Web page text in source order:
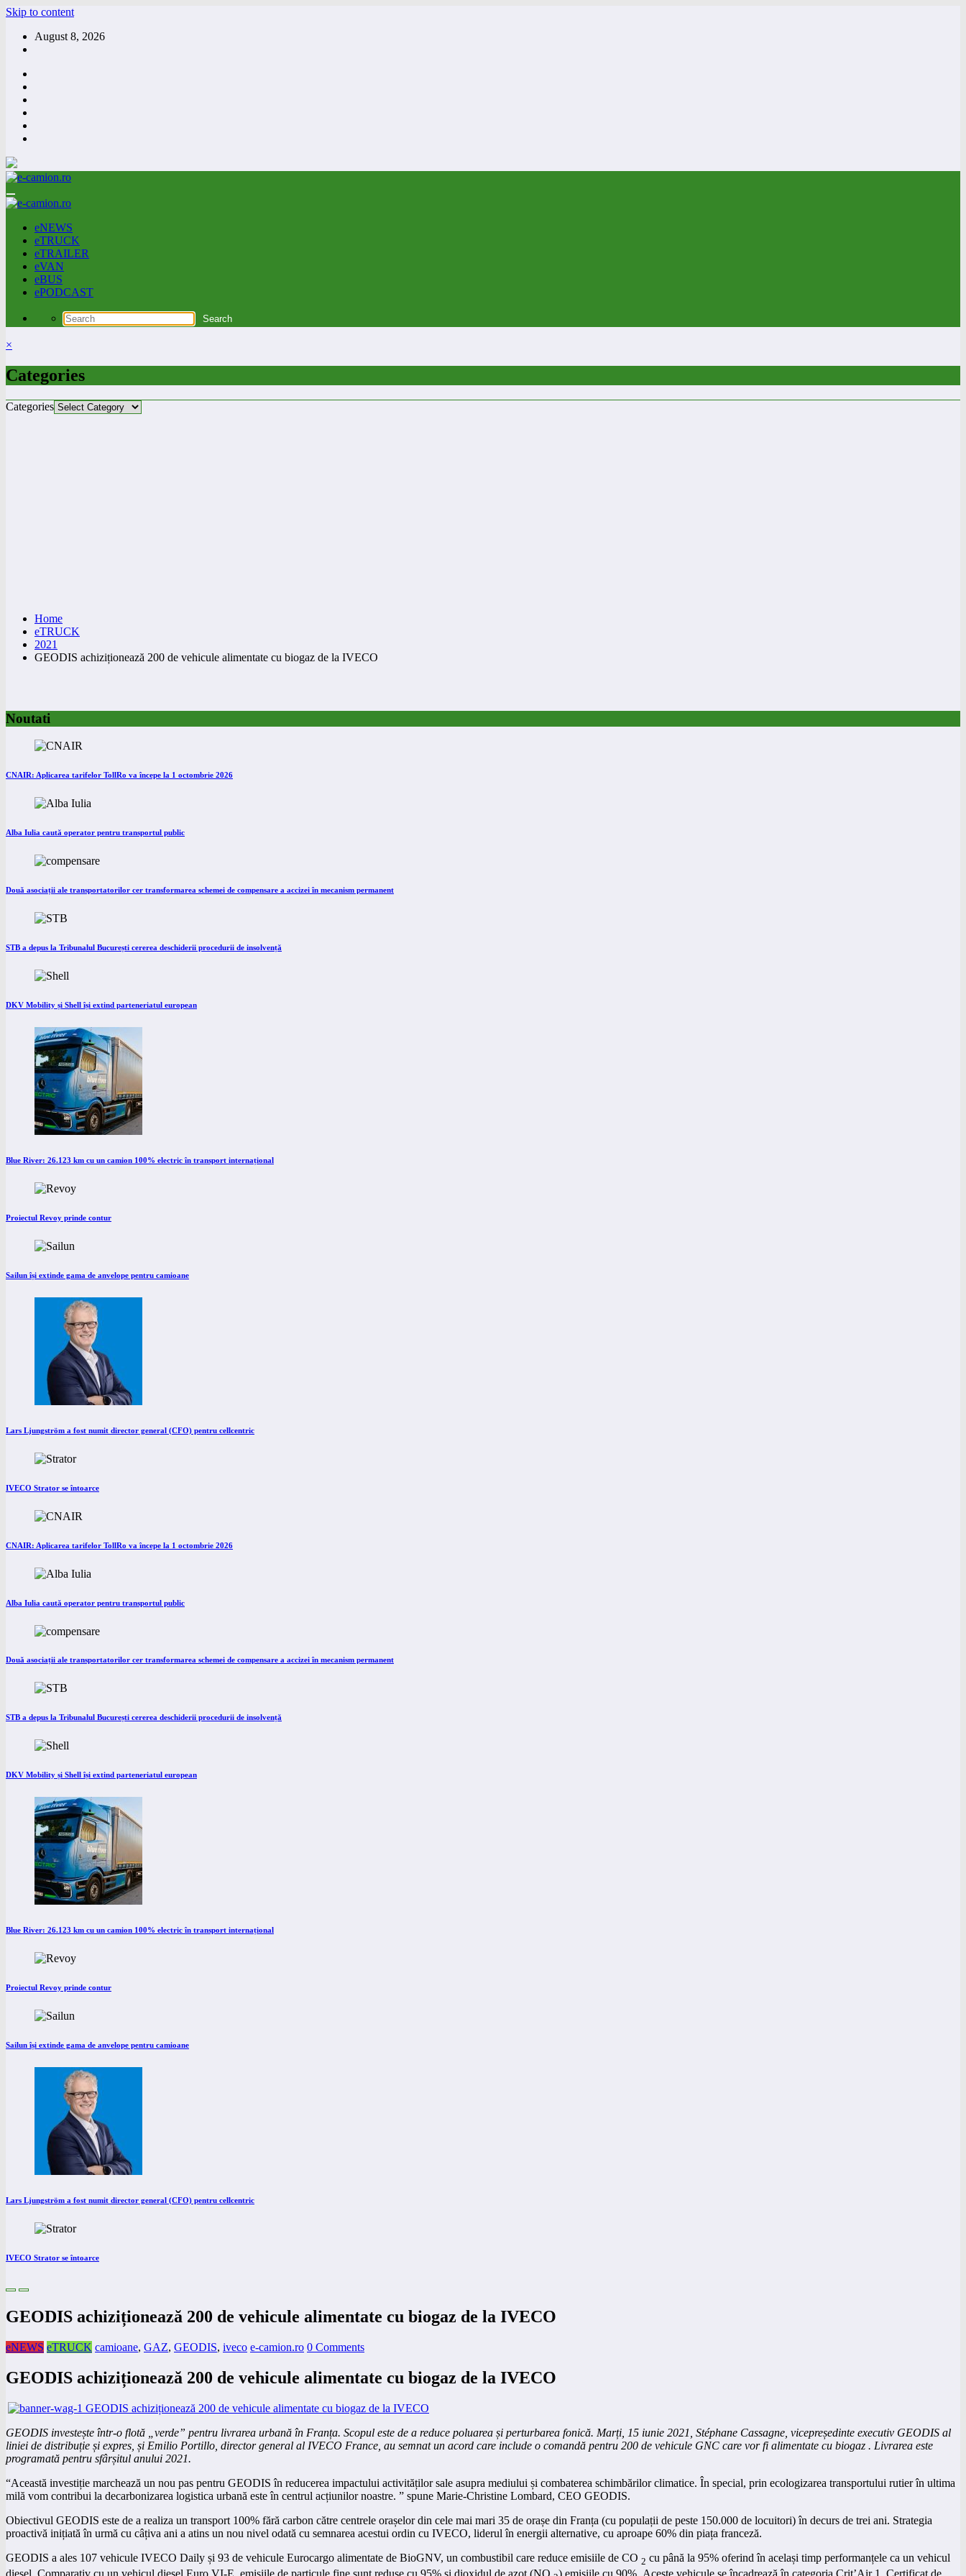
Skip to content
August 8, 2026
eNEWS
eTRUCK
eTRAILER
eVAN
eBUS
ePODCAST
×
Categories
Categories
Home
eTRUCK
2021
GEODIS achiziționează 200 de vehicule alimentate cu biogaz de la IVECO
Noutati
CNAIR: Aplicarea tarifelor TollRo va începe la 1 octombrie 2026
Alba Iulia caută operator pentru transportul public
Două asociații ale transportatorilor cer transformarea schemei de compensare a accizei în mecanism permanent
STB a depus la Tribunalul București cererea deschiderii procedurii de insolvență
DKV Mobility și Shell își extind parteneriatul european
Blue River: 26.123 km cu un camion 100% electric în transport internațional
Proiectul Revoy prinde contur
Sailun își extinde gama de anvelope pentru camioane
Lars Ljungström a fost numit director general (CFO) pentru cellcentric
IVECO Strator se întoarce
CNAIR: Aplicarea tarifelor TollRo va începe la 1 octombrie 2026
Alba Iulia caută operator pentru transportul public
Două asociații ale transportatorilor cer transformarea schemei de compensare a accizei în mecanism permanent
STB a depus la Tribunalul București cererea deschiderii procedurii de insolvență
DKV Mobility și Shell își extind parteneriatul european
Blue River: 26.123 km cu un camion 100% electric în transport internațional
Proiectul Revoy prinde contur
Sailun își extinde gama de anvelope pentru camioane
Lars Ljungström a fost numit director general (CFO) pentru cellcentric
IVECO Strator se întoarce
GEODIS achiziționează 200 de vehicule alimentate cu biogaz de la IVECO
eNEWS eTRUCK camioane, GAZ, GEODIS, iveco e-camion.ro 0 Comments
GEODIS achiziționează 200 de vehicule alimentate cu biogaz de la IVECO
GEODIS investește într-o flotă „verde” pentru livrarea urbană în Franța. Scopul este de a reduce poluarea și perturbarea fonică. Marți, 15 iunie 2021, Stéphane Cassagne, vicepreședinte executiv GEODIS al
liniei de distribuție și expres, și Emilio Portillo, director general al IVECO France, au semnat un acord care include o comandă pentru 200 de vehicule GNC care vor fi alimentate cu biogaz . Livrarea este
programată pentru sfârșitul anului 2021.
“Această investiție marchează un nou pas pentru GEODIS în reducerea impactului activităților sale asupra mediului și combaterea schimbărilor climatice. În special, prin ecologizarea transportului rutier în ultima
milă vom contribui la decarbonizarea logistica urbană este în centrul acțiunilor noastre. ” spune Marie-Christine Lombard, CEO GEODIS.
Obiectivul GEODIS este de a realiza un transport 100% fără carbon către centrele orașelor din cele mai mari 35 de orașe din Franța (cu populații de peste 150.000 de locuitori) în decurs de trei ani. Strategia
proactivă inițiată în urmă cu câțiva ani a atins un nou nivel odată cu semnarea acestui ordin cu IVECO, liderul în energii alternative, cu aproape 60% din piața franceză.
GEODIS a ales 107 vehicule IVECO Daily și 93 de vehicule Eurocargo alimentate de BioGNV, un combustibil care reduce emisiile de CO 2 cu până la 95% oferind în același timp performanțele ca un vehicul
diesel. Comparativ cu un vehicul diesel Euro VI-E, emisiile de particule fine sunt reduse cu 95% și dioxidul de azot (NO
) emisiile cu 90%. Aceste vehicule se încadrează în categoria Crit’Air 1. Certificat de